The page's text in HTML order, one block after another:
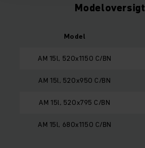
Modeloversigt
Model
AM 15l, 520x1150 C/BN
AM 15l, 520x950 C/BN
AM 15l, 520x795 C/BN
AM 15l, 680x1150 C/BN